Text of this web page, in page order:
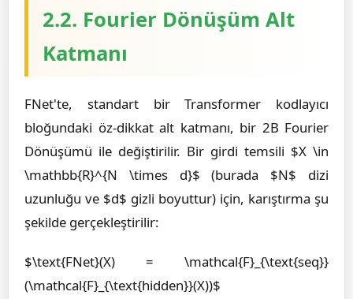
2.2. Fourier Dönüşüm Alt
Katmanı
FNet'te, standart bir Transformer kodlayıcı
bloğundaki öz-dikkat alt katmanı, bir 2B Fourier
Dönüşümü ile değiştirilir. Bir girdi temsili $X \in
\mathbb{R}^{N \times d}$ (burada $N$ dizi
uzunluğu ve $d$ gizli boyuttur) için, karıştırma şu
şekilde gerçekleştirilir:
$\text{FNet}(X) = \mathcal{F}_{\text{seq}}
(\mathcal{F}_{\text{hidden}}(X))$